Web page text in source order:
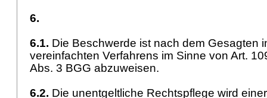
6.
6.1. Die Beschwerde ist nach dem Gesagten
vereinfachten Verfahrens im Sinne von Art.
Abs. 3 BGG abzuweisen.
6.2. Die unentgeltliche Rechtspflege wird